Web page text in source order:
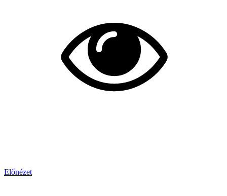
Előnézet